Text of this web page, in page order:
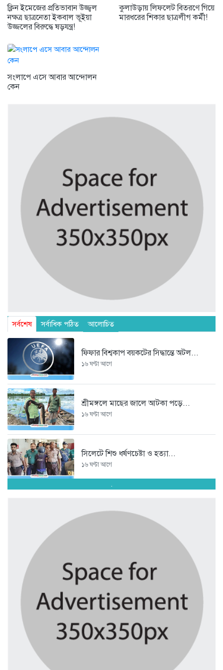
ক্লিন ইমেজের প্রতিভাবান উজ্জ্বল
নক্ষত্র ছাত্রনেতা ইকবাল ভূইয়া
উজ্জলের বিরুদ্ধে ষড়যন্ত্র!
কুলাউড়ায় লিফলেট বিতরণে গিয়ে
মারধরের শিকার ছাত্রলীগ কর্মী!
সংলাপে এসে আবার আন্দোলন
কেন
সর্বশেষ সর্বাধিক পঠিত আলোচিত
ফিফার বিশ্বকাপ বয়কটের সিদ্ধান্তে অটল...
১৬ ঘণ্টা আগে
শ্রীমঙ্গলে মাছের জালে আটকা পড়ে...
১৬ ঘণ্টা আগে
সিলেটে শিশু ধর্ষণচেষ্টা ও হত্যা...
১৬ ঘণ্টা আগে
১৬ ঘণ্টা আগে
১৬ ঘণ্টা আগে
সচিবালয় ঘেরাও করতে গেল ১১...
.